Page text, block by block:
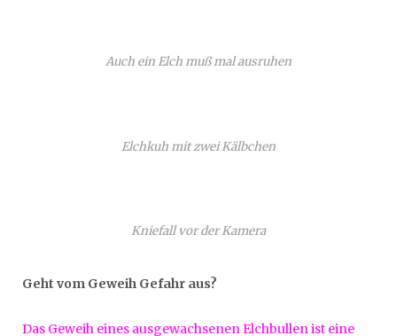
Auch ein Elch muß mal ausruhen
Elchkuh mit zwei Kälbchen
Kniefall vor der Kamera
Geht vom Geweih Gefahr aus?
Das Geweih eines ausgewachsenen Elchbullen ist eine